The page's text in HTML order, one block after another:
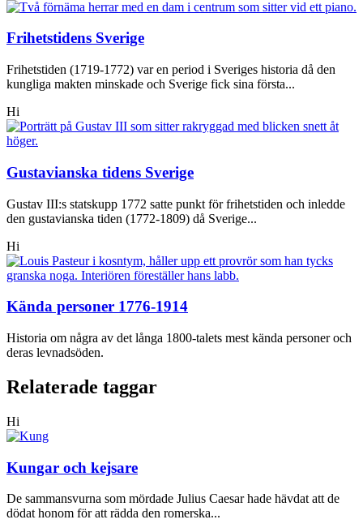
Frihetstidens Sverige
Frihetstiden (1719-1772) var en period i Sveriges historia då den
kungliga makten minskade och Sverige fick sina första...
Hi
Gustavianska tidens Sverige
Gustav III:s statskupp 1772 satte punkt för frihetstiden och inledde
den gustavianska tiden (1772-1809) då Sverige...
Hi
Kända personer 1776-1914
Historia om några av det långa 1800-talets mest kända personer och
deras levnadsöden.
Relaterade taggar
Hi
Kungar och kejsare
De sammansvurna som mördade Julius Caesar hade hävdat att de
dödat honom för att rädda den romerska...